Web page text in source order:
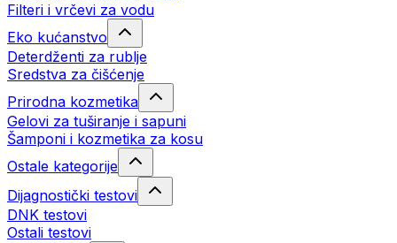
Filteri i vrčevi za vodu
Eko kućanstvo
Deterdženti za rublje
Sredstva za čišćenje
Prirodna kozmetika
Gelovi za tuširanje i sapuni
Šamponi i kozmetika za kosu
Ostale kategorije
Dijagnostički testovi
DNK testovi
Ostali testovi